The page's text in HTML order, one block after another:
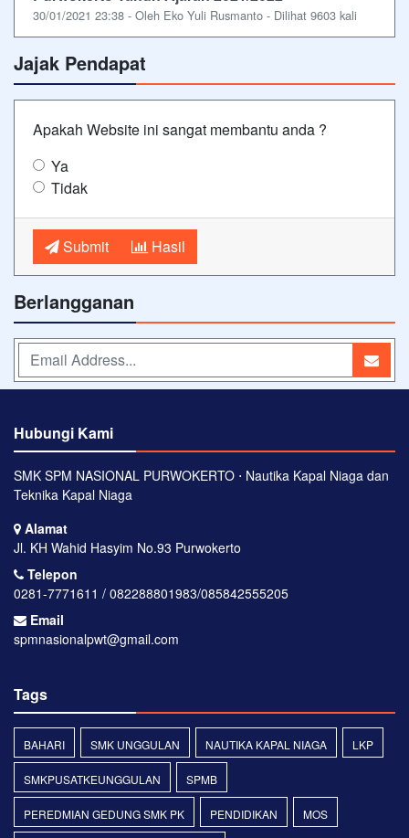
30/01/2021 23:38 - Oleh Eko Yuli Rusmanto - Dilihat 9603 kali
Jajak Pendapat
Apakah Website ini sangat membantu anda ?
Ya
Tidak
Submit Hasil
Berlangganan
Hubungi Kami
SMK SPM NASIONAL PURWOKERTO ⋅ Nautika Kapal Niaga dan
Teknika Kapal Niaga
Alamat
Jl. KH Wahid Hasyim No.93 Purwokerto
Telepon
0281-7771611 / 082288801983/085842555205
Email
spmnasionalpwt@gmail.com
Tags
BAHARI SMK UNGGULAN NAUTIKA KAPAL NIAGA LKP
SMKPUSATKEUNGGULAN SPMB
PEREDMIAN GEDUNG SMK PK PENDIDIKAN MOS